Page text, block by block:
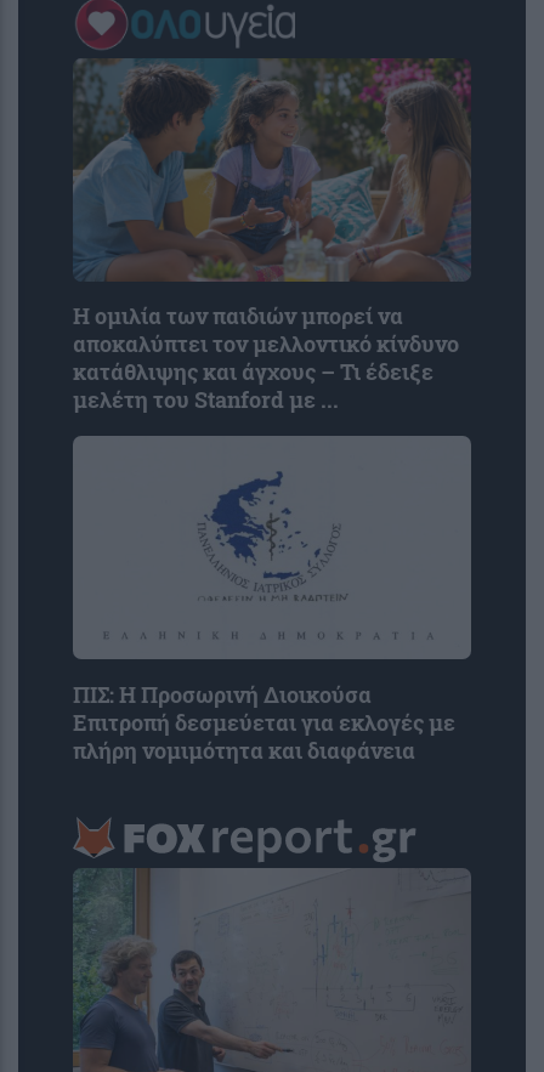
Η ομιλία των παιδιών μπορεί να
αποκαλύπτει τον μελλοντικό κίνδυνο
κατάθλιψης και άγχους – Τι έδειξε
μελέτη του Stanford με ...
ΠΙΣ: Η Προσωρινή Διοικούσα
Επιτροπή δεσμεύεται για εκλογές με
πλήρη νομιμότητα και διαφάνεια